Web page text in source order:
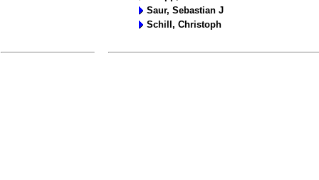
Saur, Sebastian J
Schill, Christoph